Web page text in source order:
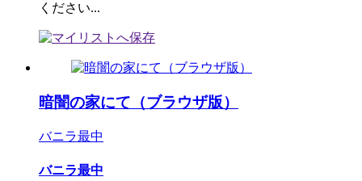
ください...
暗闇の家にて（ブラウザ版）
バニラ最中
バニラ最中